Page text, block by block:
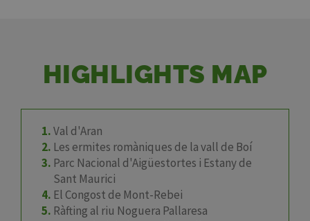
HIGHLIGHTS MAP
Val d'Aran
Les ermites romàniques de la vall de Boí
Parc Nacional d'Aigüestortes i Estany de
Sant Maurici
El Congost de Mont-Rebei
Ràfting al riu Noguera Pallaresa